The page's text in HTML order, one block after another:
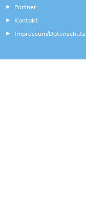
Partner
Kontakt
Impressum/Datenschutz